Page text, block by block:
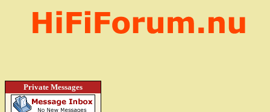
Private Messages